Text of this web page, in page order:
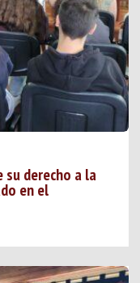
su derecho a la
en el